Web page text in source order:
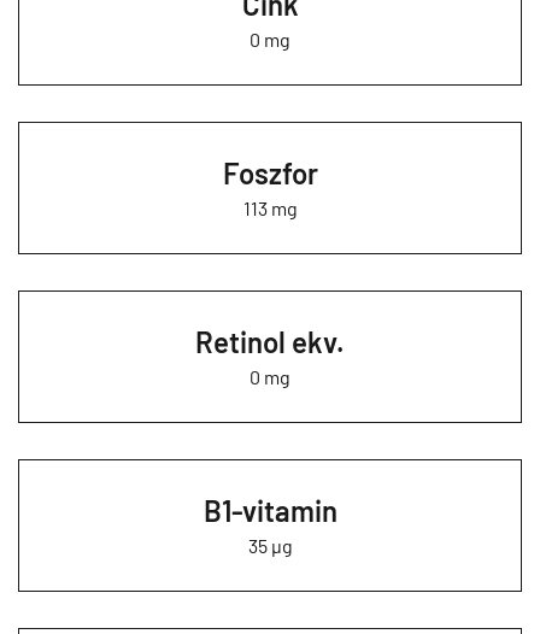
0 mg
Foszfor
113 mg
Retinol ekv.
0 mg
B1-vitamin
35 µg